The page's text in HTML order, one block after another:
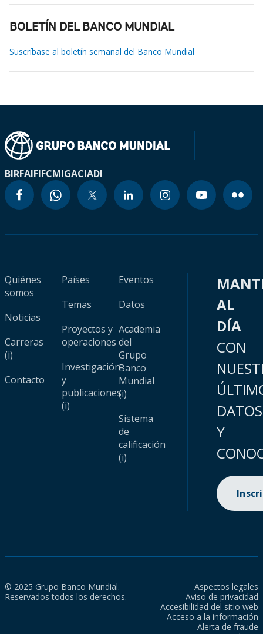
BOLETÍN DEL BANCO MUNDIAL
Suscríbase al boletín semanal del Banco Mundial
BIRFAIFIFCMIGACIADI
Quiénes
somos
Noticias
Carreras
(i)
Contacto
Países
Temas
Proyectos y
operaciones
Investigación
y
publicaciones
(i)
Eventos
Datos
Academia
del
Grupo
Banco
Mundial
(i)
Sistema
de
calificación
(i)
AL
DÍA
CON
DATOS
Y
© 2025 Grupo Banco Mundial.
Reservados todos los derechos.
Aspectos legales
Aviso de privacidad
Accesibilidad del sitio web
Acceso a la información
Alerta de fraude